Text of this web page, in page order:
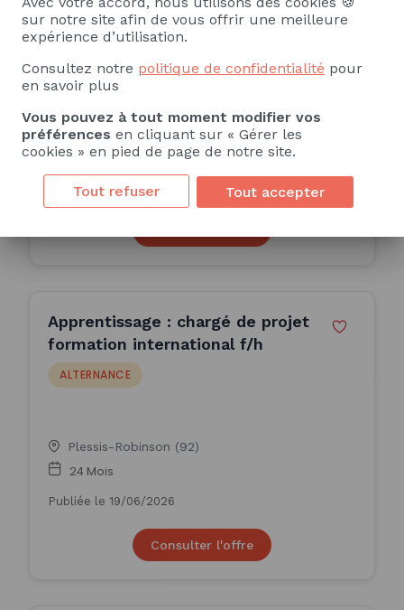
Responsable achats et
approvisionnement (H/F)
ALTERNANCE
INSTITUT FRANCAIS DE FORMATION
PROFESSIONNELLE A&A
Paris 13e Arrondissement (75)
12 Mois
Publiée le 27/06/2026
Apprentissage : chargé de projet
formation international f/h
ALTERNANCE
Plessis-Robinson (92)
24 Mois
Publiée le 19/06/2026
Consulter l'offre
sur notre site afin de vous offrir une meilleure
expérience d’utilisation.
Consultez notre politique de confidentialité pour
en savoir plus
Vous pouvez à tout moment modifier vos
préférences en cliquant sur « Gérer les
cookies » en pied de page de notre site.
Tout refuser Tout accepter